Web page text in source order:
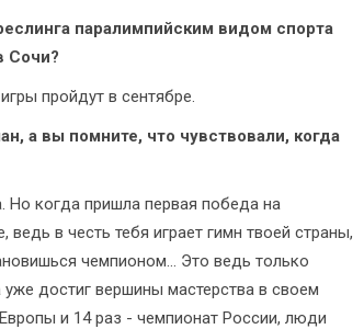
паралимпийским видом спорта
Сочи?
пройдут в сентябре.
а вы помните, что чувствовали, когда
Но когда пришла первая победа на
в честь тебя играет гимн твоей страны,
чемпионом... Это ведь только
достиг вершины мастерства в своем
и 14 раз - чемпионат России, люди